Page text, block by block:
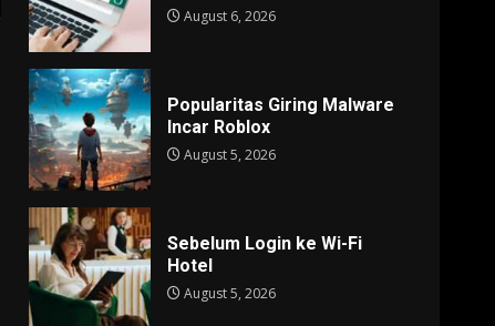
August 6, 2026
Popularitas Giring Malware
Incar Roblox
August 5, 2026
Sebelum Login ke Wi-Fi
Hotel
August 5, 2026